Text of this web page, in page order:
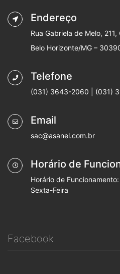
Endereço
Rua Gabriela de Melo, 211,
Belo Horizonte/MG –
Telefone
(031) 3643-2060 | (031)
Email
sac@asanel.com.br
Horário de
Horário de
Sexta-Feira
Facebook